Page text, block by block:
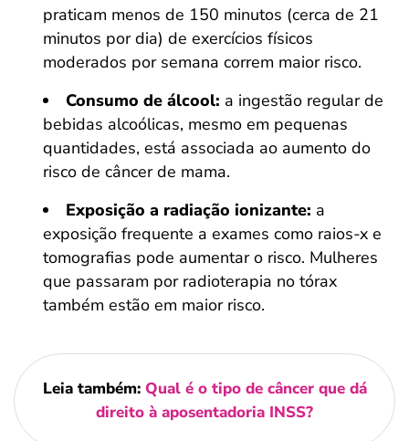
praticam menos de 150 minutos (cerca de 21
minutos por dia) de exercícios físicos
moderados por semana correm maior risco.
Consumo de álcool: a ingestão regular de
bebidas alcoólicas, mesmo em pequenas
quantidades, está associada ao aumento do
risco de câncer de mama.
Exposição a radiação ionizante: a
exposição frequente a exames como raios-x e
tomografias pode aumentar o risco. Mulheres
que passaram por radioterapia no tórax
também estão em maior risco.
Leia também: Qual é o tipo de câncer que dá
direito à aposentadoria INSS?